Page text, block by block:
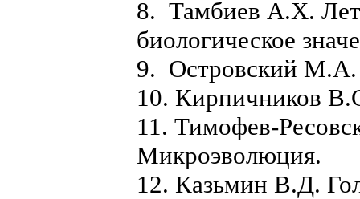
8. Тамбиев А.X.
биологическое
9. Островский
10. Кирпичников
11. Тимофев-
Микроэволюция.
12. Казьмин В.Д.